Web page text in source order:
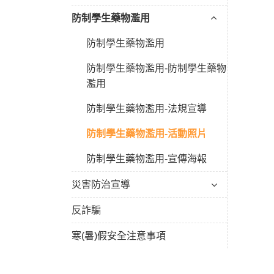
防制學生藥物濫用
防制學生藥物濫用
防制學生藥物濫用-防制學生藥物
濫用
防制學生藥物濫用-法規宣導
防制學生藥物濫用-活動照片
防制學生藥物濫用-宣傳海報
災害防治宣導
反詐騙
寒(暑)假安全注意事項